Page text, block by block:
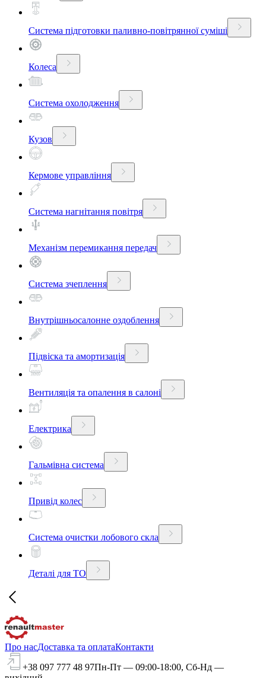
Система підготовки паливно-повітрянної суміші
Колеса
Система охолодження
Кузов
Кермове управління
Система нагнітання повітря
Механізм перемикання передач
Система зчеплення
Внутрішньосалонне оздоблення
Підвіска та амортизація
Вентиляція та опалення в салоні
Електрика
Гальмівна система
Привід колес
Система очистки лобового скла
Деталі для ТО
Про насДоставка та оплатаКонтакти
+38 097 777 48 97Пн-Пт — 09:00-18:00, Сб-Нд —